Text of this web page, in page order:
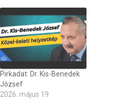
Pirkadat: Dr. Kis-Benedek
József
2026. május 19